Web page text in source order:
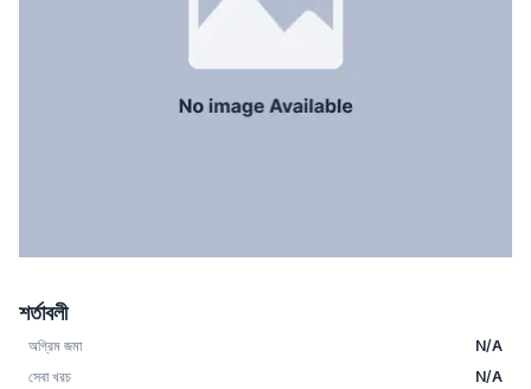
শর্তাবলী
অগ্রিম জমা
N/A
সেবা খরচ
N/A